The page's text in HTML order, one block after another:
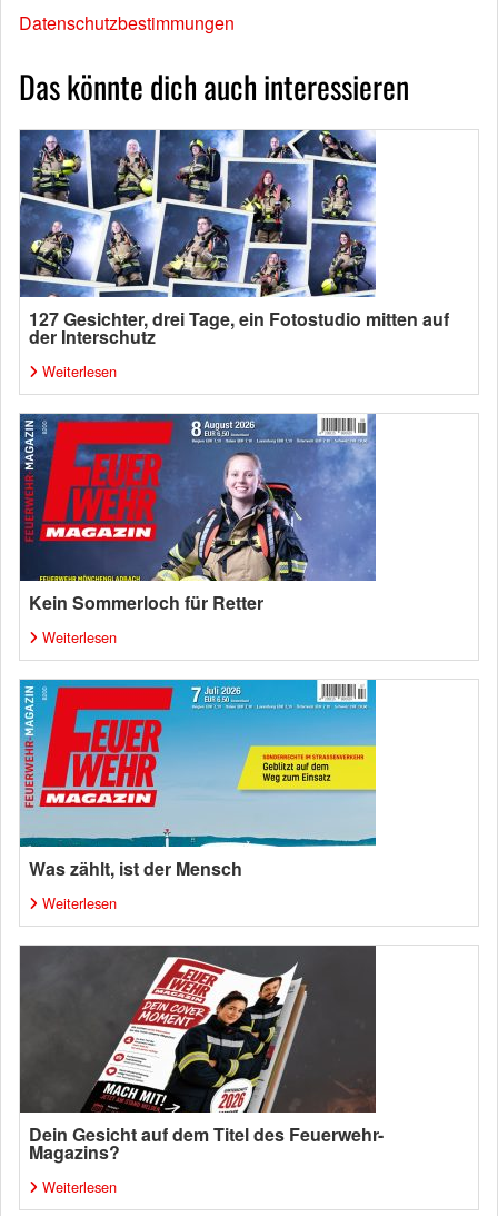
Datenschutzbestimmungen
Das könnte dich auch interessieren
127 Gesichter, drei Tage, ein Fotostudio mitten auf
der Interschutz
Weiterlesen
Kein Sommerloch für Retter
Weiterlesen
Was zählt, ist der Mensch
Weiterlesen
Dein Gesicht auf dem Titel des Feuerwehr-
Magazins?
Weiterlesen